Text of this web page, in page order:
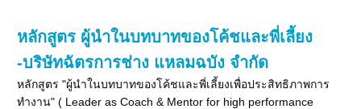
หลักสูตร ผู้นำในบทบาทของโค้ชและพี่เลี้ยง
-บริษัทฉัตรการช่าง แหลมฉบัง จำกัด
หลักสูตร "ผู้นำในบทบาทของโค้ชและพี่เลี้ยงเพื่อประสิทธิภาพการ
ทำงาน" ( Leader as Coach & Mentor for high performance